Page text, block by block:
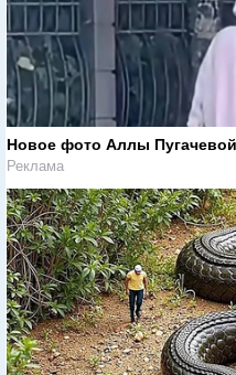
Новое фото Аллы
Реклама